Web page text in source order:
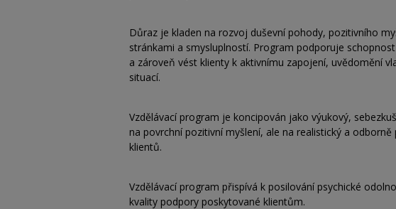
Důraz je kladen na rozvoj duševní pohody, pozitivního
stránkami a smysluplností. Program podporuje
a zároveň vést klienty k aktivnímu zapojení, uvědomění
situací.
Vzdělávací program je koncipován jako výukový,
na povrchní pozitivní myšlení, ale na realistický a
klientů.
Vzdělávací program přispívá k posilování psychické
kvality podpory poskytované klientům.